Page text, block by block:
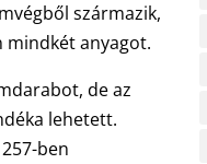
származik,
mindkét anyagot.
de az
lehetett.
ben